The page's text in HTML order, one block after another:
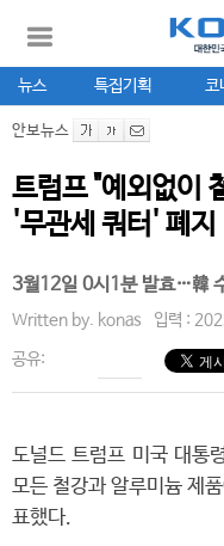
뉴스 특집기획 코
안보뉴스
트럼프 "예외없이
'무관세 쿼터' 폐지
3월12일 0시1분 발효…韓
Written by. konas 입력 :
공유:
도널드 트럼프 미국 대통
모든 철강과 알루미늄 제
표했다.